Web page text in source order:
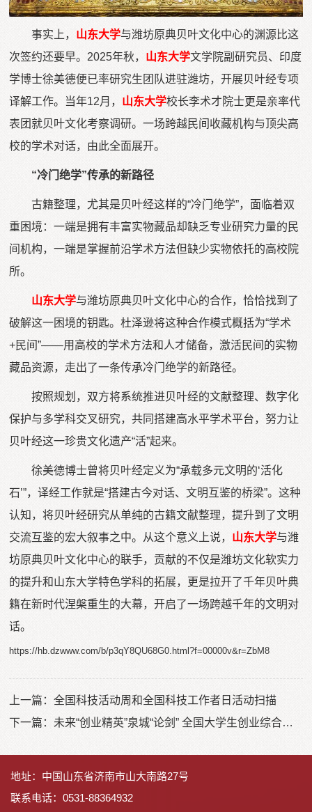
事实上， 山东大学与潍坊原典贝叶文化中心的渊源比这
次签约还要早。2025年秋， 山东大学文学院副研究员、印度
学博士徐美德便已率研究生团队进驻潍坊，开展贝叶经专项
译解工作。当年12月， 山东大学校长李术才院士更是亲率代
表团就贝叶文化考察调研。一场跨越民间收藏机构与顶尖高
校的学术对话，由此全面展开。
“冷门绝学”传承的新路径
古籍整理，尤其是贝叶经这样的“冷门绝学”，面临着双
重困境：一端是拥有丰富实物藏品却缺乏专业研究力量的民
间机构，一端是掌握前沿学术方法但缺少实物依托的高校院
所。
山东大学与潍坊原典贝叶文化中心的合作，恰恰找到了
破解这一困境的钥匙。杜泽逊将这种合作模式概括为“学术
+民间”——用高校的学术方法和人才储备，激活民间的实物
藏品资源，走出了一条传承冷门绝学的新路径。
按照规划，双方将系统推进贝叶经的文献整理、数字化
保护与多学科交叉研究，共同搭建高水平学术平台，努力让
贝叶经这一珍贵文化遗产“活”起来。
徐美德博士曾将贝叶经定义为“承载多元文明的‘活化
石’”，译经工作就是“搭建古今对话、文明互鉴的桥梁”。这种
认知，将贝叶经研究从单纯的古籍文献整理，提升到了文明
交流互鉴的宏大叙事之中。从这个意义上说， 山东大学与潍
坊原典贝叶文化中心的联手，贡献的不仅是潍坊文化软实力
的提升和山东大学特色学科的拓展，更是拉开了千年贝叶典
籍在新时代涅槃重生的大幕，开启了一场跨越千年的文明对
话。
https://hb.dzwww.com/b/p3qY8QU68G0.html?f=00000v&r=ZbM8
上一篇：全国科技活动周和全国科技工作者日活动扫描
下一篇：
未来“创业精英”泉城“论剑” 全国大学生创业综合模拟大赛山东省选拔赛开赛
地址：中国山东省济南市山大南路27号
联系电话：0531-88364932